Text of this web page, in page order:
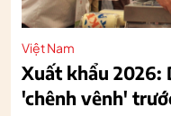
Việt Nam
Xuất khẩu 2026:
'chênh vênh'